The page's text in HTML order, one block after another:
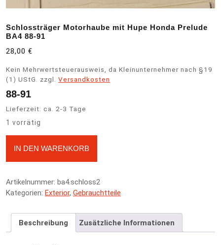
Schlossträger Motorhaube mit Hupe Honda Prelude
BA4 88-91
28,00 €
Kein Mehrwertsteuerausweis, da Kleinunternehmer nach §19
(1) UStG.
zzgl. Versandkosten
88-91
Lieferzeit: ca. 2-3 Tage
1 vorrätig
Menge
IN DEN WARENKORB
r
n
t
i
Artikelnummer: ba4.schloss2
Kategorien: Exterior, Gebrauchtteile
Beschreibung Zusätzliche Informationen